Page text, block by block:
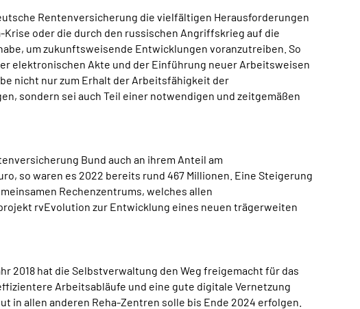
Rentenversicherung die vielfältigen Herausforderungen
oder die durch den russischen Angriffskrieg auf die
um zukunftsweisende Entwicklungen voranzutreiben. So
elektronischen Akte und der Einführung neuer Arbeitsweisen
nicht nur zum Erhalt der Arbeitsfähigkeit der
sondern sei auch Teil einer notwendigen und zeitgemäßen
Bund auch an ihrem Anteil am
so waren es 2022 bereits rund 467 Millionen. Eine Steigerung
Rechenzentrums, welches allen
rvEvolution zur Entwicklung eines neuen trägerweiten
2018 hat die Selbstverwaltung den Weg freigemacht für das
Arbeitsabläufe und eine gute digitale Vernetzung
in allen anderen Reha-Zentren solle bis Ende 2024 erfolgen.